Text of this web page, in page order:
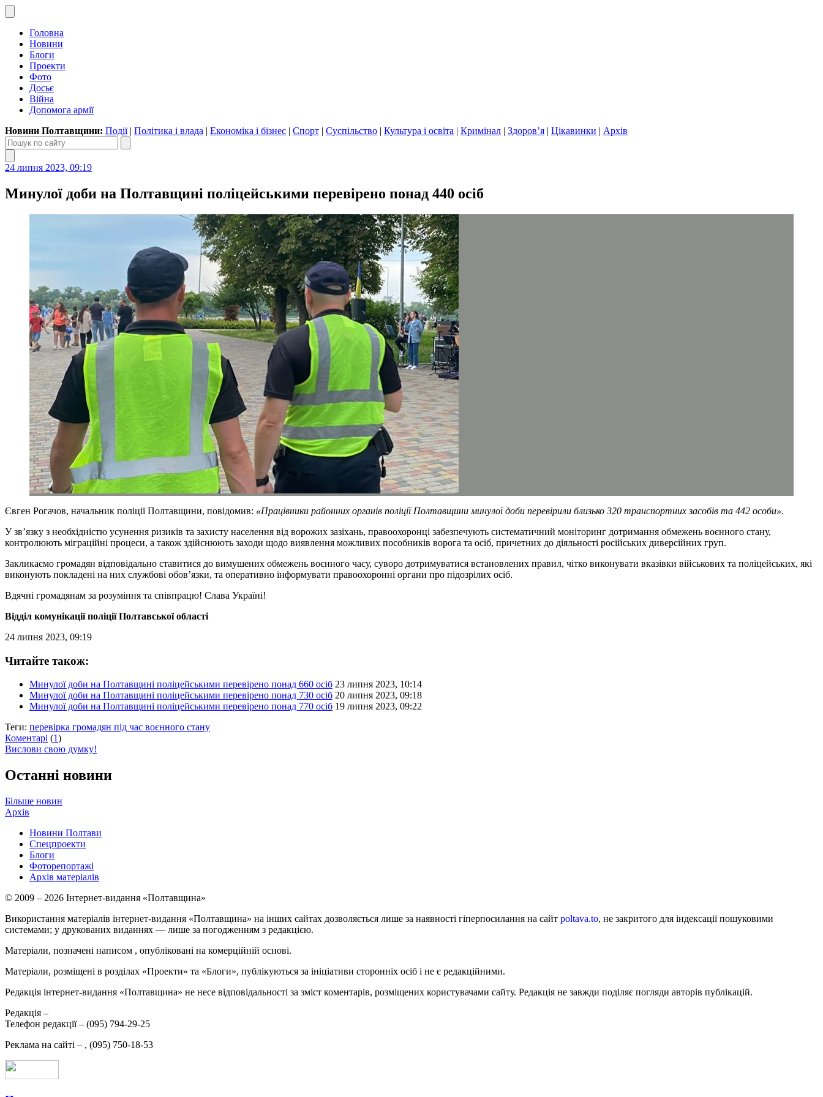
Головна
Новини
Блоги
Проекти
Фото
Досьє
Війна
Допомога армії
Новини Полтавщини: Події| Політика і влада | Економіка і бізнес | Спорт | Суспільство | Культура і освіта | Кримінал | Здоров’я | Цікавинки | Архів
24 липня 2023, 09:19
Минулої доби на Полтавщині поліцейськими перевірено понад 440 осіб
Євген Рогачов, начальник поліції Полтавщини, повідомив: «Працівники районних органів поліції Полтавщини минулої доби перевірили близько 320 транспортних засобів та 442 особи».
У зв’язку з необхідністю усунення ризиків та захисту населення від ворожих зазіхань, правоохоронці забезпечують систематичний моніторинг дотримання обмежень воєнного стану,
контролюють міграційні процеси, а також здійснюють заходи щодо виявлення можливих пособників ворога та осіб, причетних до діяльності російських диверсійних груп.
Закликаємо громадян відповідально ставитися до вимушених обмежень воєнного часу, суворо дотримуватися встановлених правил, чітко виконувати вказівки військових та поліцейських, які
виконують покладені на них службові обов’язки, та оперативно інформувати правоохоронні органи про підозрілих осіб.
Вдячні громадянам за розуміння та співпрацю! Слава Україні!
Відділ комунікації поліції Полтавської області
24 липня 2023, 09:19
Читайте також:
Минулої доби на Полтавщині поліцейськими перевірено понад 660 осіб 23 липня 2023, 10:14
Минулої доби на Полтавщині поліцейськими перевірено понад 730 осіб 20 липня 2023, 09:18
Минулої доби на Полтавщині поліцейськими перевірено понад 770 осіб 19 липня 2023, 09:22
Теги: перевірка громадян під час воєнного стану
Коментарі (1)
Вислови свою думку!
Останні новини
Більше новин
Архів
Новини Полтави
Спецпроекти
Блоги
Фоторепортажі
Архів матеріалів
© 2009 – 2026 Інтернет-видання «Полтавщина»
Використання матеріалів інтернет-видання «Полтавщина» на інших сайтах дозволяється лише за наявності гіперпосилання на сайт poltava.to, не закритого для індексації пошуковими
системами; у друкованих виданнях — лише за погодженням з редакцією.
Матеріали, позначені написом , опубліковані на комерційній основі.
Матеріали, розміщені в розділах «Проекти» та «Блоги», публікуються за ініціативи сторонніх осіб і не є редакційними.
Редакція інтернет-видання «Полтавщина» не несе відповідальності за зміст коментарів, розміщених користувачами сайту. Редакція не завжди поділяє погляди авторів публікацій.
Редакція –
Телефон редакції – (095) 794-29-25
Реклама на сайті – , (095) 750-18-53